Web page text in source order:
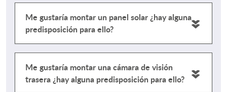
Me gustaría montar un panel solar ¿hay alguna
predisposición para ello?
Me gustaría montar una cámara de visión
trasera ¿hay alguna predisposición para ello?